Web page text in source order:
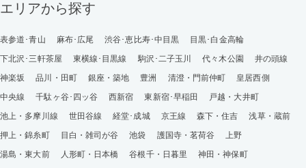
エリアから探す
表参道･青山 麻布･広尾 渋谷･恵比寿･中目黒
目黒･白金高輪
下北沢･三軒茶屋
東横線･目黒線 駒沢･二子玉川 代々木公園
井の頭線
神楽坂
品川・田町 銀座・築地 豊洲 清澄・門前仲町
皇居西側
中央線
千駄ヶ谷･四ッ谷 西新宿 東新宿･早稲田
戸越・大井町
池上・多摩川線
世田谷線 経堂･成城 京王線 森下・住吉
浅草・蔵前
押上・錦糸町
目白・雑司が谷 池袋 護国寺・茗荷谷
上野
湯島・東大前
人形町・日本橋 谷根千・日暮里
神田・神保町